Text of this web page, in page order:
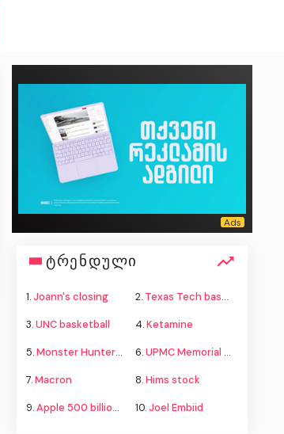
პოლიციამ თბილისში
ამოიღო - დაკავებულია
ტრენდული
1.Joann's closing 2. Texas Tech basketball
3.UNC basketball 4.Ketamine
5.Monster Hunter Wilds 6.UPMC Memorial shooting
7.Macron 8.Hims stock
9.Apple 500 billion investment 10.Joel Embiid